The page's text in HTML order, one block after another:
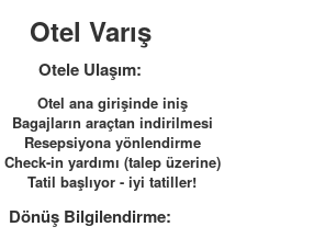
Otel Varış
Otele Ulaşım:
Otel ana girişinde iniş
Bagajların araçtan indirilmesi
Resepsiyona yönlendirme
Check-in yardımı (talep üzerine)
Tatil başlıyor - iyi tatiller!
Dönüş Bilgilendirme: